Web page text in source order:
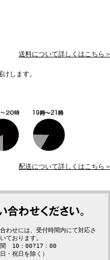
送料について詳しくはこちら＞
します。
配送について詳しくはこちら＞
わせには、受付時間内にて対応さ
ております。
間 10：00?17：00
日・祝日を除く）